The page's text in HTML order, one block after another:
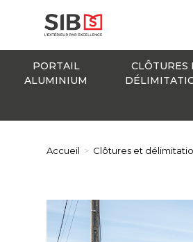
PORTAIL
ALUMINIUM
CLÔTURES
Accueil > Clôtures et